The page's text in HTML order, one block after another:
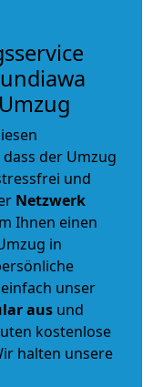
der Umzug
und
Netzwerk
Ihnen einen
in
unser
aus und
kostenlose
halten unsere